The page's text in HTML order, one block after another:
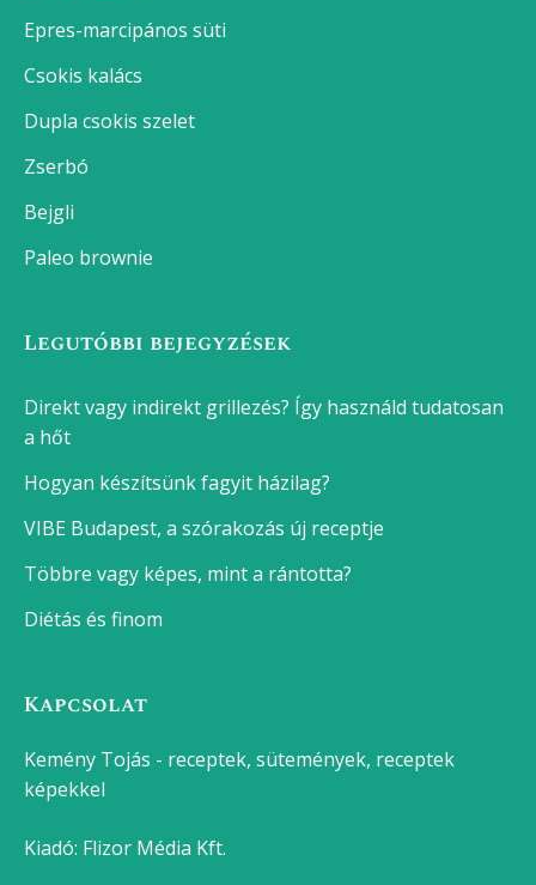
Epres-marcipános süti
Csokis kalács
Dupla csokis szelet
Zserbó
Bejgli
Paleo brownie
Legutóbbi bejegyzések
Direkt vagy indirekt grillezés? Így használd tudatosan
a hőt
Hogyan készítsünk fagyit házilag?
VIBE Budapest, a szórakozás új receptje
Többre vagy képes, mint a rántotta?
Diétás és finom
Kapcsolat
Kemény Tojás - receptek, sütemények, receptek
képekkel
Kiadó: Flizor Média Kft.